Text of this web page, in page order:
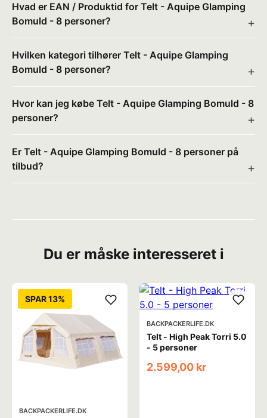
Hvad er EAN / Produktid for Telt - Aquipe Glamping
Bomuld - 8 personer?
Hvilken kategori tilhører Telt - Aquipe Glamping
Bomuld - 8 personer?
Hvor kan jeg købe Telt - Aquipe Glamping Bomuld - 8
personer?
Er Telt - Aquipe Glamping Bomuld - 8 personer på
tilbud?
Du er måske interesseret i
SPAR 13%
BACKPACKERLIFE.DK
BACKPACKERLIFE.DK
Telt - High Peak Torri 5.0
- 5 personer
2.599,00 kr